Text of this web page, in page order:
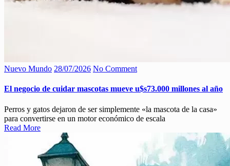
Nuevo Mundo 28/07/2026 No Comment
El negocio de cuidar mascotas mueve u$s73.000 millones al año
Perros y gatos dejaron de ser simplemente «la mascota de la casa»
para convertirse en un motor económico de escala
Read More